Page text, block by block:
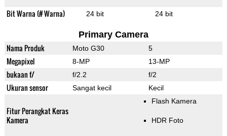
Bit Warna (# Warna) 24 bit 24 bit
Primary Camera
Nama Produk Moto G30 5
Megapixel 8-MP 13-MP
bukaan f/ f/2.2 f/2
Ukuran sensor Sangat kecil Kecil
Fitur Perangkat Keras
Kamera
Flash Kamera
HDR Foto